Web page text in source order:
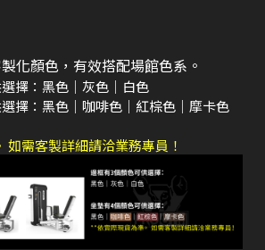
化顏色，有效搭配場館色系。
擇：黑色｜灰色｜白色
擇：黑色｜咖啡色｜紅棕色｜摩卡色
如需客製詳細請洽業務專員！